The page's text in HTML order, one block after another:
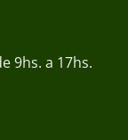
9hs. a 17hs.